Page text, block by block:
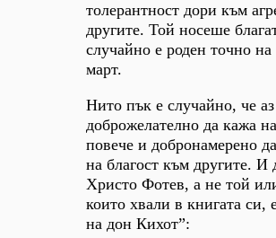
толерантност дори към
другите. Той носеше
случайно е роден точно
март.
Нито пък е случайно, че
доброжелателно да кажа
повече и добронамерено
на благост към другите.
Христо Фотев, а не той
които хвали в книгата си,
на дон Кихот”: